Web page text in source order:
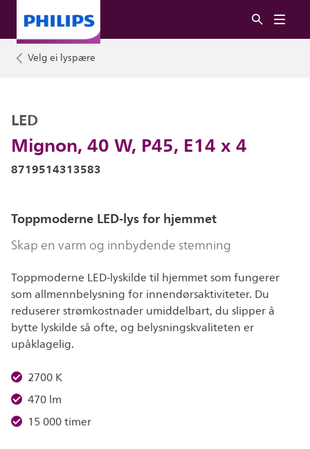
Velg ei lyspære
Mignon, 40 W, P45, E14 x 4
LED
8719514313583
Toppmoderne LED-lys for hjemmet
Skap en varm og innbydende stemning
Toppmoderne LED-lyskilde til hjemmet som fungerer
som allmennbelysning for innendørsaktiviteter. Du
reduserer strømkostnader umiddelbart, du slipper å
bytte lyskilde så ofte, og belysningskvaliteten er
upåklagelig.
2700 K
470 lm
15 000 timer